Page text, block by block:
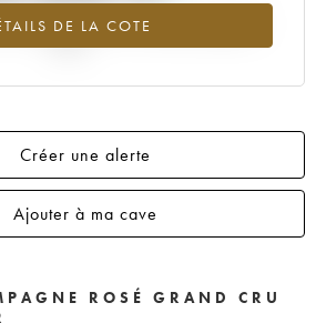
DE LA COTE
du millésime 1981 en 2026 par rapport à
Créer une alerte
Ajouter à ma cave
ROSÉ GRAND CRU